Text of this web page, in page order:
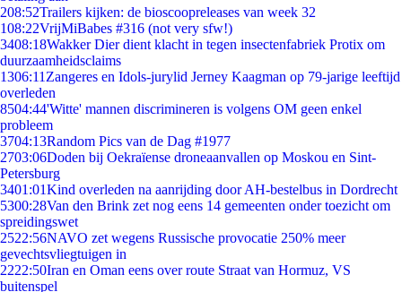
208:52Trailers kijken: de bioscoopreleases van week 32
108:22VrijMiBabes #316 (not very sfw!)
3408:18Wakker Dier dient klacht in tegen insectenfabriek Protix om
duurzaamheidsclaims
1306:11 Zangeres en Idols-jurylid Jerney Kaagman op 79-jarige leeftijd
overleden
8504:44'Witte' mannen discrimineren is volgens OM geen enkel
probleem
3704:13Random Pics van de Dag #1977
2703:06Doden bij Oekraïense droneaanvallen op Moskou en Sint-
Petersburg
3401:01Kind overleden na aanrijding door AH-bestelbus in Dordrecht
5300:28Van den Brink zet nog eens 14 gemeenten onder toezicht om
spreidingswet
2522:56NAVO zet wegens Russische provocatie 250% meer
gevechtsvliegtuigen in
2222:50Iran en Oman eens over route Straat van Hormuz, VS
buitenspel